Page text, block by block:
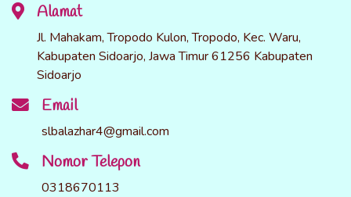
Alamat
Jl. Mahakam, Tropodo Kulon, Tropodo, Kec. Waru,
Kabupaten Sidoarjo, Jawa Timur 61256 Kabupaten
Sidoarjo
Email
slbalazhar4@gmail.com
Nomor Telepon
0318670113